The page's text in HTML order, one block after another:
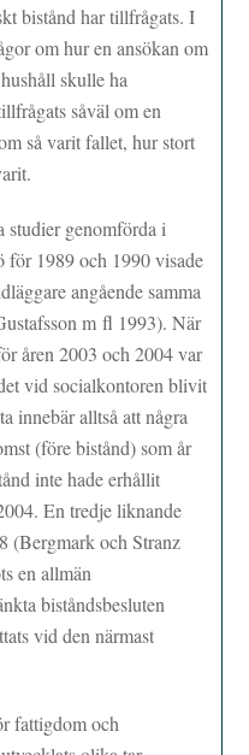
bistånd har tillfrågats. I
om hur en ansökan om
skulle ha
såväl om en
så varit fallet, hur stort
studier genomförda i
1989 och 1990 visade
angående samma
m fl 1993). När
åren 2003 och 2004 var
vid socialkontoren blivit
innebär alltså att några
(före bistånd) som år
inte hade erhållit
En tredje liknande
(Bergmark och Stranz
en allmän
biståndsbesluten
vid den närmast
fattigdom och